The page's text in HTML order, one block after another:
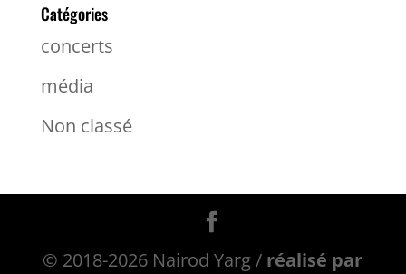
Catégories
concerts
média
Non classé
© 2018-2026 Nairod Yarg / réalisé par